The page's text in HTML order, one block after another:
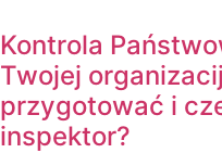
Kontrola
Twojej
przygotować i
inspektor?